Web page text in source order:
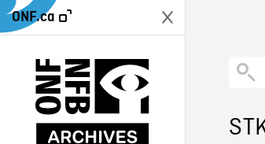
ONF.ca